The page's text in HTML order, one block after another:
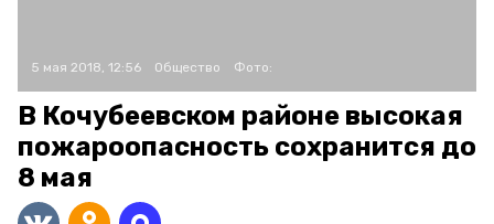
5 мая 2018, 12:56 Общество Фото:
В Кочубеевском районе высокая
пожароопасность сохранится до
8 мая